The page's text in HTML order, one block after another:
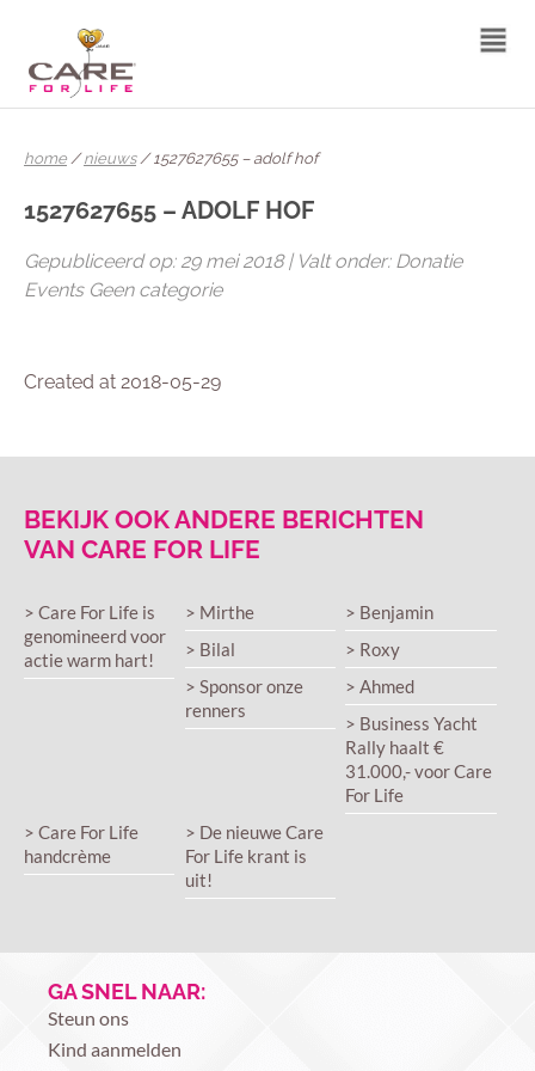
home /nieuws/ 1527627655 – adolf hof
1527627655 – ADOLF HOF
Gepubliceerd op: 29 mei 2018 | Valt onder: Donatie
Events Geen categorie
Created at 2018-05-29
BEKIJK OOK ANDERE BERICHTEN
VAN CARE FOR LIFE
> Care For Life is
genomineerd voor
actie warm hart!
> Mirthe
> Benjamin
> Bilal
> Roxy
> Sponsor onze
renners
> Ahmed
> Business Yacht
Rally haalt €
31.000,- voor Care
For Life
> Care For Life
handcrème
> De nieuwe Care
For Life krant is
uit!
GA SNEL NAAR:
Steun ons
Kind aanmelden